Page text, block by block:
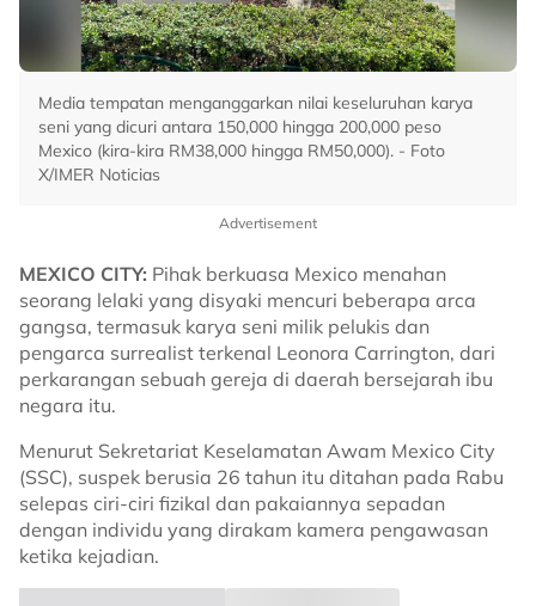
Media tempatan menganggarkan nilai keseluruhan karya
seni yang dicuri antara 150,000 hingga 200,000 peso
Mexico (kira-kira RM38,000 hingga RM50,000). - Foto
X/IMER Noticias
Advertisement
MEXICO CITY: Pihak berkuasa Mexico menahan
seorang lelaki yang disyaki mencuri beberapa arca
gangsa, termasuk karya seni milik pelukis dan
pengarca surrealist terkenal Leonora Carrington, dari
perkarangan sebuah gereja di daerah bersejarah ibu
negara itu.
Menurut Sekretariat Keselamatan Awam Mexico City
(SSC), suspek berusia 26 tahun itu ditahan pada Rabu
selepas ciri-ciri fizikal dan pakaiannya sepadan
dengan individu yang dirakam kamera pengawasan
ketika kejadian.